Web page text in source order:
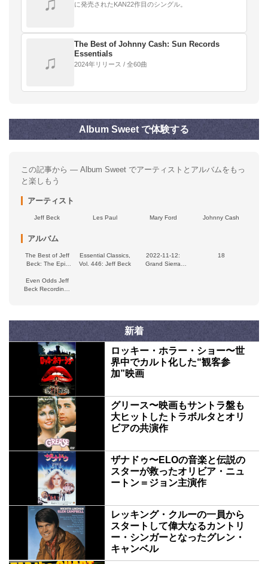
に発売されたKAN22作目のシングル。
♫
The Best of Johnny Cash: Sun Records
Essentials
2024年リリース / 全60曲
Album Sweet で体験する
この記事から — Album Sweet でアーティストとアルバムをもっ
と楽しもう
アーティスト
Jeff Beck Les Paul Mary Ford Johnny Cash
アルバム
The Best of Jeff
Beck: The Epic
Essential Classics,
Vol. 446: Jeff Beck
2022‐11‐12:
Grand Sierra
18
Even Odds Jeff
Beck Recordings
新着
ロッキー・ホラー・ショー〜世
界中でカルト化した“観客参
加”映画
グリース〜映画もサントラ盤も
大ヒットしたトラボルタとオリ
ビアの共演作
ザナドゥ〜ELOの音楽と伝説の
スターが救ったオリビア・ニュ
ートン＝ジョン主演作
レッキング・クルーの一員から
スタートして偉大なるカントリ
ー・シンガーとなったグレン・
キャンベル